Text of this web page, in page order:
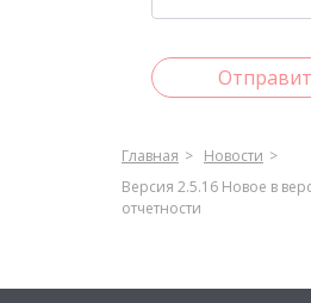
Главная
Новости
Версия 2.5.16 Новое в
отчетности